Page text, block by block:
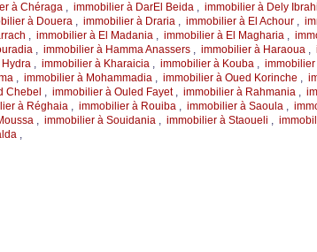
à Chéraga, immobilier à DarEl Beida, immobilier à Dely
à Douera, immobilier à Draria, immobilier à El Achour,
, immobilier à El Madania, immobilier à El Magharia,
, immobilier à Hamma Anassers, immobilier à Haraoua,
, immobilier à Kharaicia, immobilier à Kouba, immobilier
, immobilier à Mohammadia, immobilier à Oued Korinche ,
Chebel , immobilier à Ouled Fayet, immobilier à Rahmania,
à Réghaia, immobilier à Rouiba, immobilier à Saoula,
, immobilier à Souidania, immobilier à Staoueli ,
,